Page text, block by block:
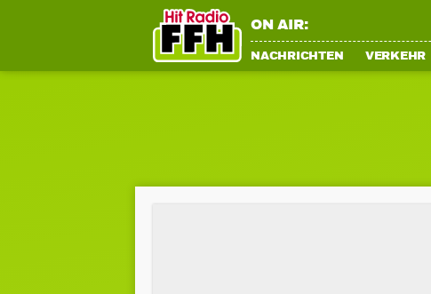
ON AIR:
NACHRICHTEN VERKEHR